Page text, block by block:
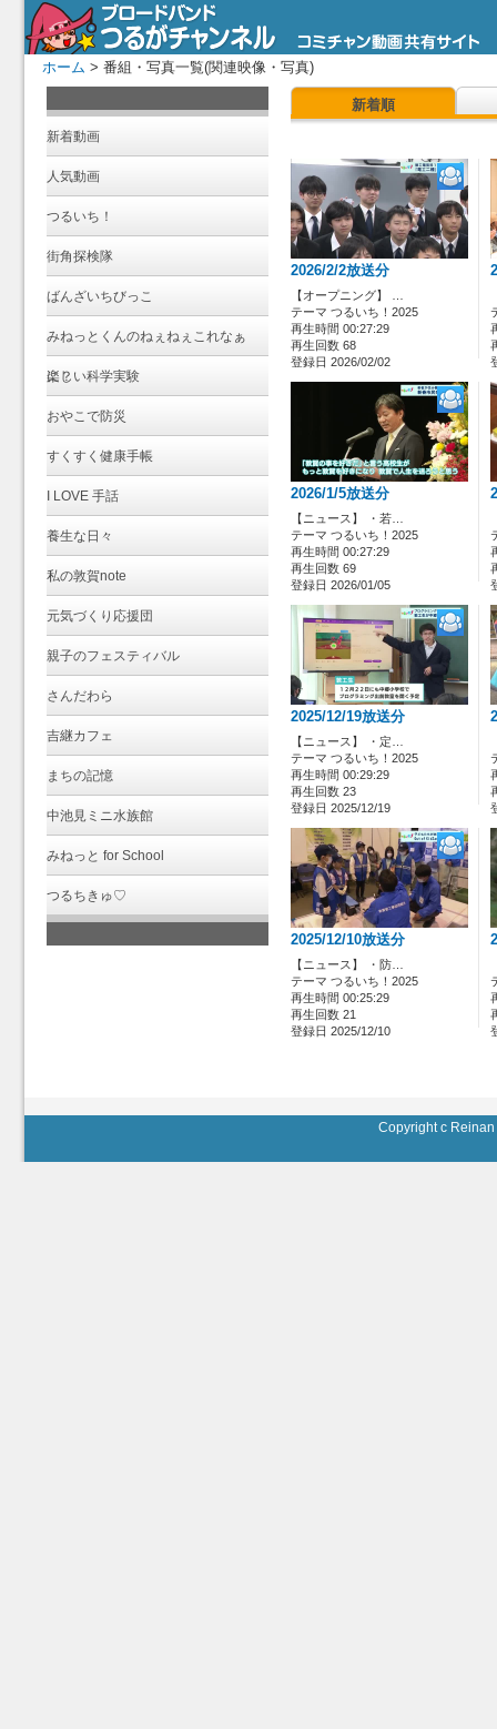
ホーム > 番組・写真一覧(関連映像・写真)
新着動画
人気動画
つるいち！
街角探検隊
ばんざいちびっこ
みねっとくんのねぇねぇこれなぁ
に？
楽しい科学実験
おやこで防災
すくすく健康手帳
I LOVE 手話
養生な日々
私の敦賀note
元気づくり応援団
親子のフェスティバル
さんだわら
吉継カフェ
まちの記憶
中池見ミニ水族館
みねっと for School
つるちきゅ♡
新着順
2026/2/2放送分
【オープニング】 …
テーマ つるいち！2025
再生時間 00:27:29
再生回数 68
登録日 2026/02/02
2026/1/5放送分
【ニュース】 ・若…
テーマ つるいち！2025
再生時間 00:27:29
再生回数 69
登録日 2026/01/05
2025/12/19放送分
【ニュース】 ・定…
テーマ つるいち！2025
再生時間 00:29:29
再生回数 23
登録日 2025/12/19
2025/12/10放送分
【ニュース】 ・防…
テーマ つるいち！2025
再生時間 00:25:29
再生回数 21
登録日 2025/12/10
Copyright c